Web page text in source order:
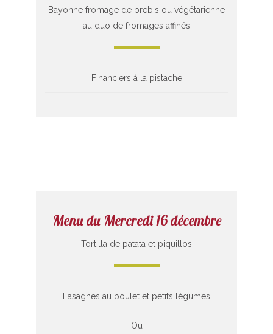
Bayonne fromage de brebis ou végétarienne
au duo de fromages affinés
Financiers à la pistache
Menu du Mercredi 16 décembre
Tortilla de patata et piquillos
Lasagnes au poulet et petits légumes
Ou